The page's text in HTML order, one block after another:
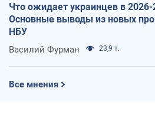
Что ожидает украинцев в 2026-
Основные выводы из новых
НБУ
Василий Фурман 23,9 т.
Все мнения